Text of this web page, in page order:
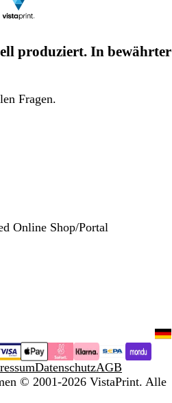
produziert. In bewährter
Fragen.
Online Shop/Portal
DatenschutzAGB
© 2001-2026 VistaPrint. Alle